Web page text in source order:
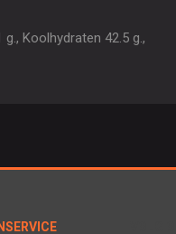
Koolhydraten 42.5 g.,